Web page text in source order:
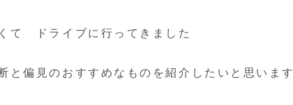
て ドライブに行ってきました
偏見のおすすめなものを紹介したいと思います